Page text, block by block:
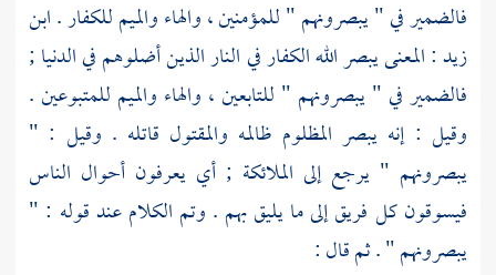
فالضمير في " يبصرونهم " للمؤمنين ، والهاء والميم للكفار .ابن
زيد: المعنى يبصر الله الكفار في النار الذين أضلوهم في الدنيا ;
فالضمير في " يبصرونهم " للتابعين ، والهاء والميم للمتبوعين .
وقيل : إنه يبصر المظلوم ظالمه والمقتول قاتله . وقيل : "
يبصرونهم " يرجع إلى الملائكة ; أي يعرفون أحوال الناس
فيسوقون كل فريق إلى ما يليق بهم . وتم الكلام عند قوله : "
يبصرونهم " . ثم قال :